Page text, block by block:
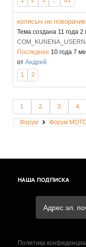
колясыч не
Тема создана 11 года 2
Последнее 10 года 7
от Андрей
1 2
1 2 3 4
Форум Форум
НАША ПОДПИСКА
Политика